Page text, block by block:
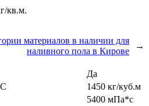
кв.м.
материалов в наличии для
наливного пола в Кирове
→
Да
1450 кг/куб.м
5400 мПа*с